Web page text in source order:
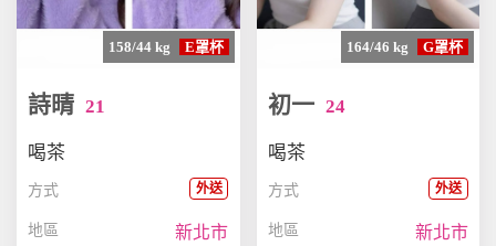
158/44 kg E罩杯
詩晴21
喝茶
方式 外送
地區
新北市
164/46 kg G罩杯
初一 24
喝茶
方式 外送
地區
新北市